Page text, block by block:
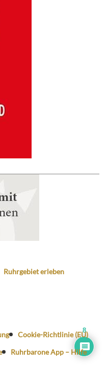
Ruhrgebiet erleben
Cookie-Richtlinie (EU)
Ruhrbarone App – Hilfe
8